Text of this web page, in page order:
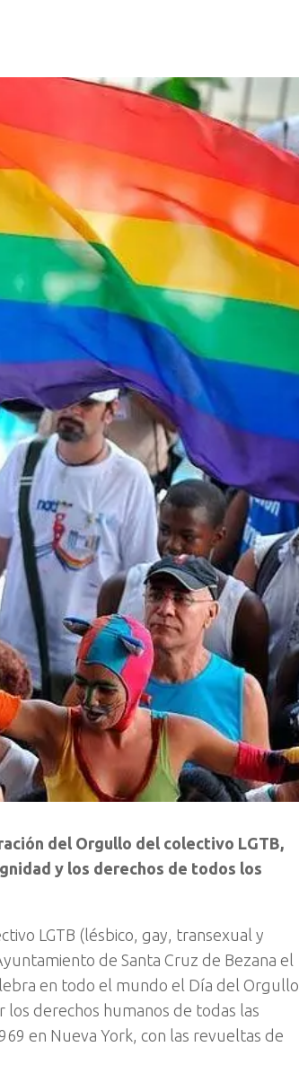
del Orgullo del colectivo LGTB,
y los derechos de todos los
LGTB (lésbico, gay, transexual y
de Santa Cruz de Bezana el
en todo el mundo el Día del Orgullo
los derechos humanos de todas las
en Nueva York, con las revueltas de